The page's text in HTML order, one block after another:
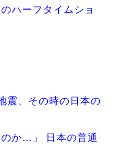
ハーフタイムショ
震、その時の日本の
か…」 日本の普通